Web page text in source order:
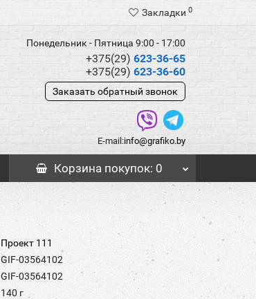
Закладки 0
Понедельник - Пятница 9:00 - 17:00
+375(29) 623-36-65
+375(29) 623-36-60
Заказать обратный звонок
E-mail:info@grafiko.by
Корзина покупок: 0
Проект 111
GIF-03564102
GIF-03564102
140 г